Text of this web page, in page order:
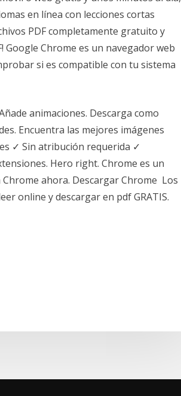
en línea con lecciones cortas
PDF completamente gratuito y
Google Chrome es un navegador web
si es compatible con tu sistema
animaciones. Descarga como
Encuentra las mejores imágenes
✓ Sin atribución requerida ✓
Hero right. Chrome es un
ahora. Descargar Chrome Los
online y descargar en pdf GRATIS.